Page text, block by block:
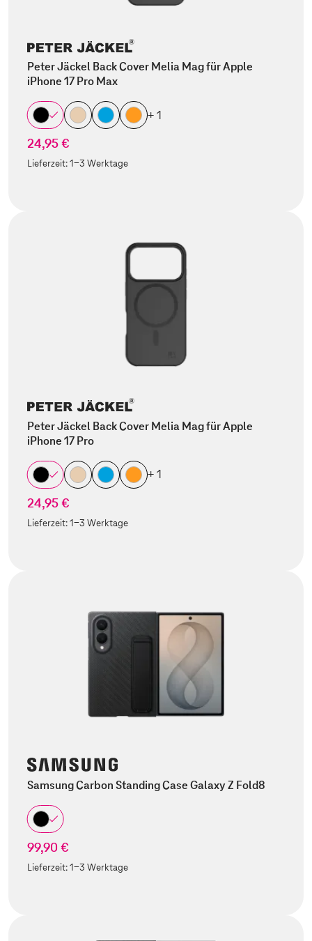
Peter Jäckel Back Cover Melia Mag für Apple
iPhone 17 Pro Max
+ 1
24,95 €
Lieferzeit:1-3 Werktage
Peter Jäckel Back Cover Melia Mag für Apple
iPhone 17 Pro
+ 1
24,95 €
Lieferzeit:1-3 Werktage
Samsung Carbon Standing Case Galaxy Z Fold8
99,90 €
Lieferzeit:1-3 Werktage